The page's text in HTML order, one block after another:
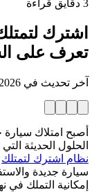
3 دقايق قراءة
اشترك
تعرف على
آخر تحديث في
أصبح امتلاك
الحلول الحديثة
نظام اشترك لتمتلك
سيارة جديدة
إمكانية التملك في